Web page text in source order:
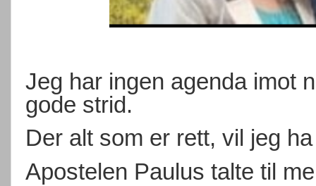
Jeg har ingen agenda imot
gode strid.
Der alt som er rett, vil jeg
Apostelen Paulus talte til